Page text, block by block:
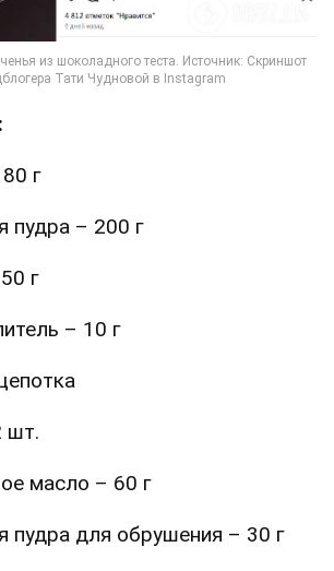
г
пудра – 200 г
г
– 10 г
шт.
масло – 60 г
пудра для обрушения – 30 г